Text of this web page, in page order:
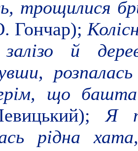
трощилися
Гончар);
й
що башта
Я
рідна